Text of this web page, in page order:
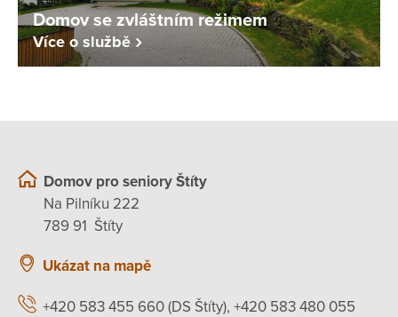
Domov se zvláštním režimem
Více o službě
Domov pro seniory Štíty
Na Pilníku 222
789 91 Štíty
Ukázat na mapě
+420 583 455 660 (DS Štíty), +420 583 480 055